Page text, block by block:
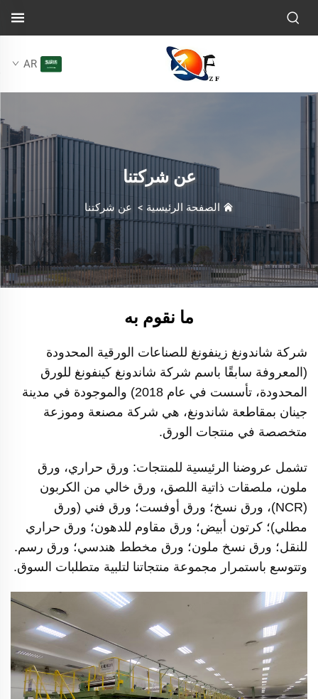
AR
عن شركتنا
الصفحة الرئيسية > عن شركتنا
ما نقوم به
شركة شاندونغ زينفونغ للصناعات الورقية المحدودة
(المعروفة سابقًا باسم شركة شاندونغ كينفونغ للورق
المحدودة، تأسست في عام 2018) والموجودة في مدينة
جينان بمقاطعة شاندونغ، هي شركة مصنعة وموزعة
متخصصة في منتجات الورق.
تشمل عروضنا الرئيسية للمنتجات: ورق حراري، ورق
ملون، ملصقات ذاتية اللصق، ورق خالي من الكربون
(NCR)، ورق نسخ؛ ورق أوفست؛ ورق فني (ورق
مطلي)؛ كرتون أبيض؛ ورق مقاوم للدهون؛ ورق حراري
للنقل؛ ورق نسخ ملون؛ ورق مخطط هندسي؛ ورق رسم.
وتتوسع باستمرار مجموعة منتجاتنا لتلبية متطلبات السوق.